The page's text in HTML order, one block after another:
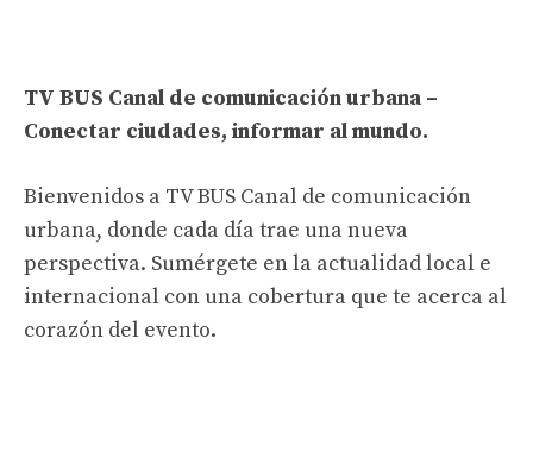
TV BUS Canal de comunicación urbana –
Conectar ciudades, informar al mundo.
Bienvenidos a TV BUS Canal de comunicación
urbana, donde cada día trae una nueva
perspectiva. Sumérgete en la actualidad local e
internacional con una cobertura que te acerca al
corazón del evento.